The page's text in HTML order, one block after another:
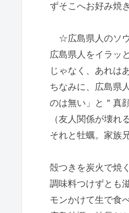
ずそこへお好み焼
☆広島県人のソウ
広島県人をイラッ
じゃなく、あれは
ちなみに、広島県
のは無い」と＂真
（友人関係が壊れ
それと牡蠣。家族
殻つきを炭火で焼
調味料つけずとも
モンかけて生で食